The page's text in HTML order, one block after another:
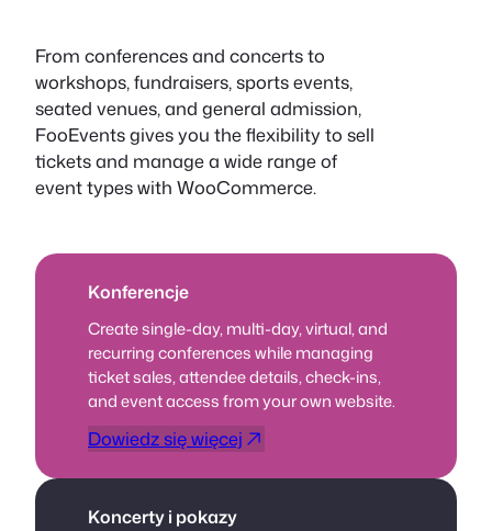
From conferences and concerts to
workshops, fundraisers, sports events,
seated venues, and general admission,
FooEvents gives you the flexibility to sell
tickets and manage a wide range of
event types with WooCommerce.
Konferencje
Create single-day, multi-day, virtual, and
recurring conferences while managing
ticket sales, attendee details, check-ins,
and event access from your own website.
Dowiedz się więcej
Koncerty i pokazy